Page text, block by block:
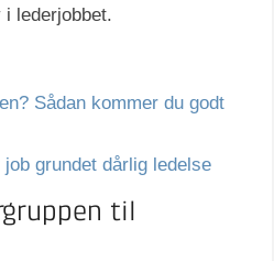
lederjobbet.
Sådan kommer du godt
grundet dårlig ledelse
til